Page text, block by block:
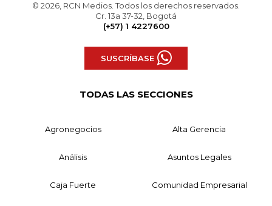
© 2026, RCN Medios. Todos los derechos reservados.
Cr. 13a 37-32, Bogotá
(+57) 1 4227600
SUSCRÍBASE
TODAS LAS SECCIONES
Agronegocios Alta Gerencia
Análisis Asuntos Legales
Caja Fuerte Comunidad Empresarial